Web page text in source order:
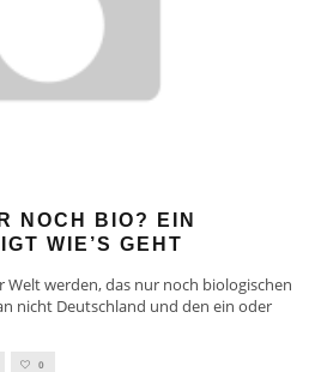
NOCH BIO? EIN
WIE’S GEHT
Welt werden, das nur noch biologischen
nicht Deutschland und den ein oder
0